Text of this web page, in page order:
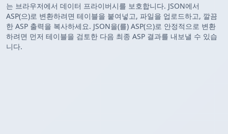
는 브라우저에서 데이터 프라이버시를 보호합니다. JSON에서
ASP(으)로 변환하려면 테이블을 붙여넣고, 파일을 업로드하고, 깔끔
한 ASP 출력을 복사하세요. JSON을(를) ASP(으)로 안정적으로 변환
하려면 먼저 테이블을 검토한 다음 최종 ASP 결과를 내보낼 수 있습
니다.